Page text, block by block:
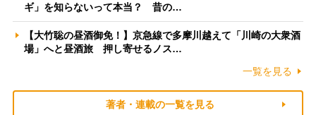
ギ」を知らないって本当？ 昔の…
【大竹聡の昼酒御免！】京急線で多摩川越えて「川崎の大衆酒
場」へと昼酒旅 押し寄せるノス…
一覧を見る
著者・連載の一覧を見る